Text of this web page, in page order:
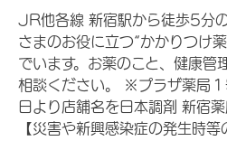
JR他各線 新宿駅から徒歩5分
さまのお役に立つ“かかりつけ
でいます。お薬のこと、健康管
相談ください。 ※プラザ薬局
日より店舗名を日本調剤 新宿薬
【災害や新興感染症の発生時